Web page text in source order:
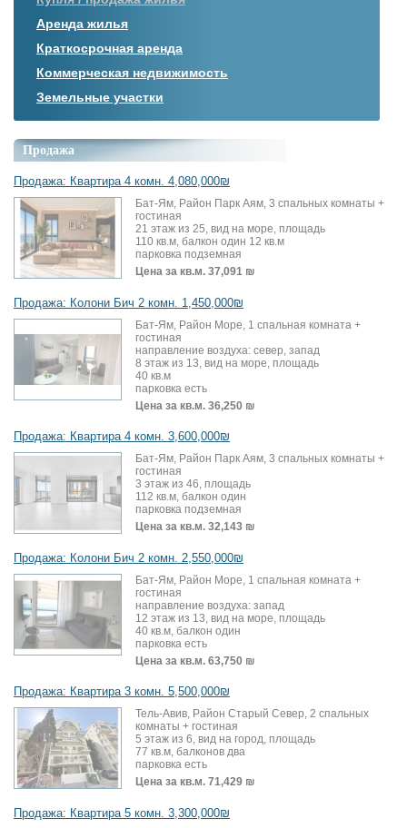
Аренда жилья
Краткосрочная аренда
Коммерческая недвижимость
Земельные участки
Продажа
Продажа: Квартира 4 комн. 4,080,000₪
Бат-Ям, Район Парк Аям, 3 спальных комнаты +
гостиная
21 этаж из 25, вид на море, площадь
110 кв.м, балкон один 12 кв.м
парковка подземная
Цена за кв.м. 37,091 ₪
Продажа: Колони Бич 2 комн. 1,450,000₪
Бат-Ям, Район Море, 1 спальная комната +
гостиная
направление воздуха: север, запад
8 этаж из 13, вид на море, площадь
40 кв.м
парковка есть
Цена за кв.м. 36,250 ₪
Продажа: Квартира 4 комн. 3,600,000₪
Бат-Ям, Район Парк Аям, 3 спальных комнаты +
гостиная
3 этаж из 46, площадь
112 кв.м, балкон один
парковка подземная
Цена за кв.м. 32,143 ₪
Продажа: Колони Бич 2 комн. 2,550,000₪
Бат-Ям, Район Море, 1 спальная комната +
гостиная
направление воздуха: запад
12 этаж из 13, вид на море, площадь
40 кв.м, балкон один
парковка есть
Цена за кв.м. 63,750 ₪
Продажа: Квартира 3 комн. 5,500,000₪
Тель-Авив, Район Старый Север, 2 спальных
комнаты + гостиная
5 этаж из 6, вид на город, площадь
77 кв.м, балконов два
парковка есть
Цена за кв.м. 71,429 ₪
Продажа: Квартира 5 комн. 3,300,000₪